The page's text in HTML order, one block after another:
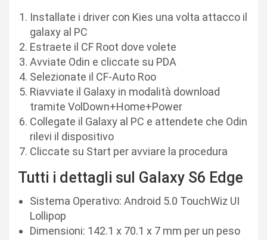
Installate i driver con Kies una volta attacco il
galaxy al PC
Estraete il CF Root dove volete
Avviate Odin e cliccate su PDA
Selezionate il CF-Auto Roo
Riavviate il Galaxy in modalità download
tramite VolDown+Home+Power
Collegate il Galaxy al PC e attendete che Odin
rilevi il dispositivo
Cliccate su Start per avviare la procedura
Tutti i dettagli sul Galaxy S6 Edge
Sistema Operativo: Android 5.0 TouchWiz UI
Lollipop
Dimensioni: 142.1 x 70.1 x 7 mm per un peso